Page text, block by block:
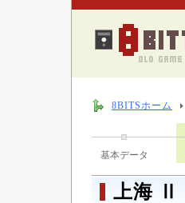
8BITSホーム
基本データ
上海 Ⅱ